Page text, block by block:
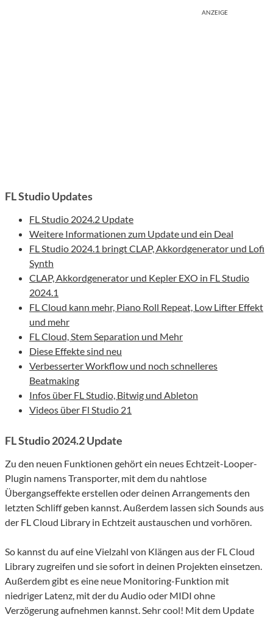
ANZEIGE
FL Studio Updates
FL Studio 2024.2 Update
Weitere Informationen zum Update und ein Deal
FL Studio 2024.1 bringt CLAP, Akkordgenerator und Lofi
Synth
CLAP, Akkordgenerator und Kepler EXO in FL Studio
2024.1
FL Cloud kann mehr, Piano Roll Repeat, Low Lifter Effekt
und mehr
FL Cloud, Stem Separation und Mehr
Diese Effekte sind neu
Verbesserter Workflow und noch schnelleres
Beatmaking
Infos über FL Studio, Bitwig und Ableton
Videos über Fl Studio 21
FL Studio 2024.2 Update
Zu den neuen Funktionen gehört ein neues Echtzeit-Looper-
Plugin namens Transporter, mit dem du nahtlose
Übergangseffekte erstellen oder deinen Arrangements den
letzten Schliff geben kannst. Außerdem lassen sich Sounds aus
der FL Cloud Library in Echtzeit austauschen und vorhören.
So kannst du auf eine Vielzahl von Klängen aus der FL Cloud
Library zugreifen und sie sofort in deinen Projekten einsetzen.
Außerdem gibt es eine neue Monitoring-Funktion mit
niedriger Latenz, mit der du Audio oder MIDI ohne
Verzögerung aufnehmen kannst. Sehr cool! Mit dem Update